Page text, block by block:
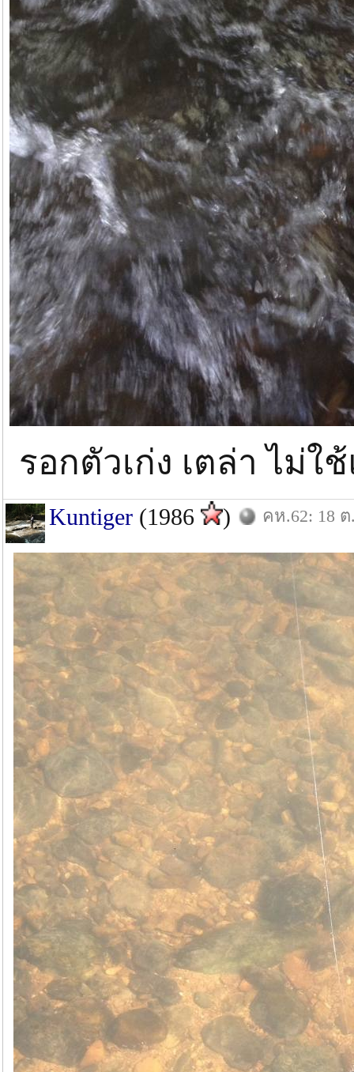
รอกตัวเก่ง เตล่า ไม่ใ
Kuntiger (1986 ) คห.62: 18